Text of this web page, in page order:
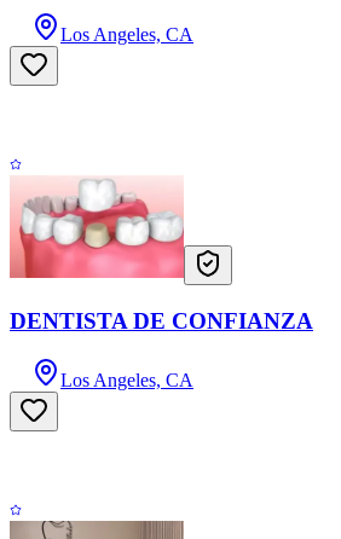
Los Angeles, CA
DENTISTA DE CONFIANZA
Los Angeles, CA